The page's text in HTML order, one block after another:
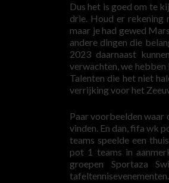
Dus het is goed om te
drie. Houd er rekening
maar je had gewed
andere dingen die
2023 daarnaast
verwachten, we
Talenten die het niet
verrijking voor het
Paar voorbeelden
vinden. En dan, fifa wk
teams speelde een
pot 1 teams in
groepen Sportaza
tafeltennisevenementen.